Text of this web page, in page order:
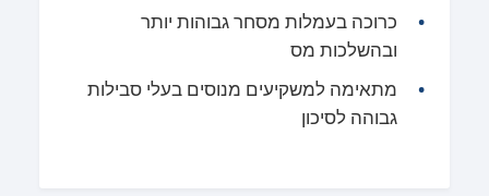
כרוכה בעמלות מסחר גבוהות יותר
ובהשלכות מס
מתאימה למשקיעים מנוסים בעלי סבילות
גבוהה לסיכון